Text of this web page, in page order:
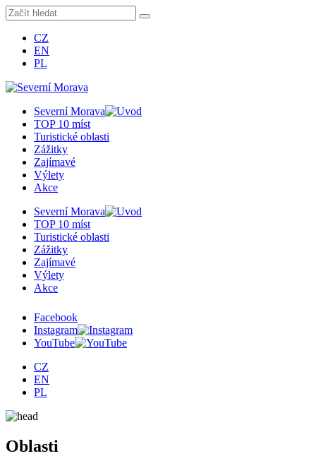
CZ
EN
PL
Severní Morava
TOP 10 míst
Turistické oblasti
Zážitky
Zajímavé
Výlety
Akce
Severní Morava
TOP 10 míst
Turistické oblasti
Zážitky
Zajímavé
Výlety
Akce
Facebook
Instagram
YouTube
CZ
EN
PL
Oblasti